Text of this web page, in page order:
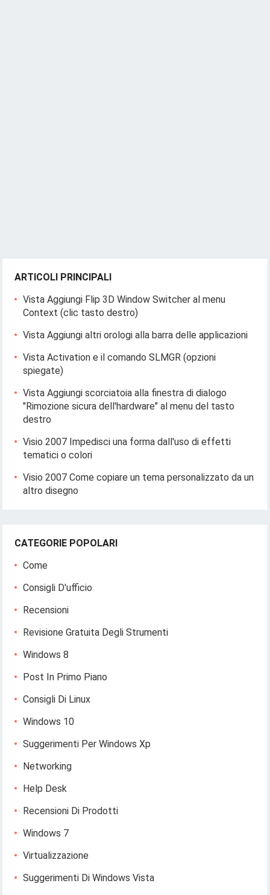
ARTICOLI PRINCIPALI
Vista Aggiungi Flip 3D Window Switcher al menu
Context (clic tasto destro)
Vista Aggiungi altri orologi alla barra delle applicazioni
Vista Activation e il comando SLMGR (opzioni
spiegate)
Vista Aggiungi scorciatoia alla finestra di dialogo
"Rimozione sicura dell'hardware" al menu del tasto
destro
Visio 2007 Impedisci una forma dall'uso di effetti
tematici o colori
Visio 2007 Come copiare un tema personalizzato da un
altro disegno
CATEGORIE POPOLARI
Come
Consigli D'ufficio
Recensioni
Revisione Gratuita Degli Strumenti
Windows 8
Post In Primo Piano
Consigli Di Linux
Windows 10
Suggerimenti Per Windows Xp
Networking
Help Desk
Recensioni Di Prodotti
Windows 7
Virtualizzazione
Suggerimenti Di Windows Vista